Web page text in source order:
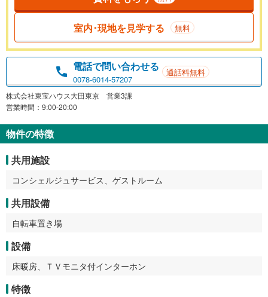
室内･現地を見学する 無料
電話で問い合わせる
0078-6014-57207
通話料無料
株式会社東宝ハウス大田東京 営業3課
営業時間：9:00-20:00
物件の特徴
共用施設
コンシェルジュサービス、ゲストルーム
共用設備
自転車置き場
設備
床暖房、ＴＶモニタ付インターホン
特徴